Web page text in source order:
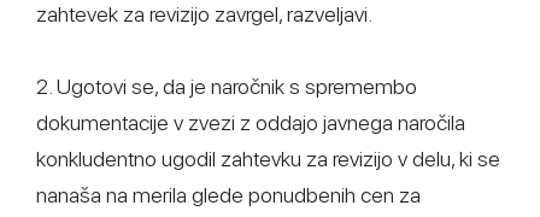
zahtevek za revizijo zavrgel, razveljavi.
2. Ugotovi se, da je naročnik s spremembo
dokumentacije v zvezi z oddajo javnega naročila
konkludentno ugodil zahtevku za revizijo v delu, ki se
nanaša na merila glede ponudbenih cen za